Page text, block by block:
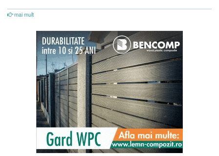
mai mult